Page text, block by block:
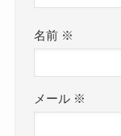
名前 ※
メール ※